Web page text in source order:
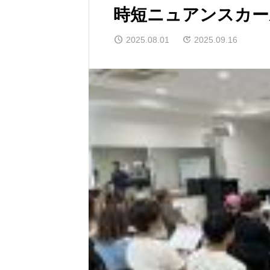
時短ニュアンスカ
2025.08.01 2025.09.16